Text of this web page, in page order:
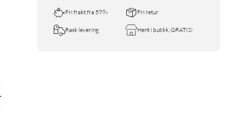
Fri frakt fra 599,- Fri retur
Rask levering Hent i butikk, GRATIS!